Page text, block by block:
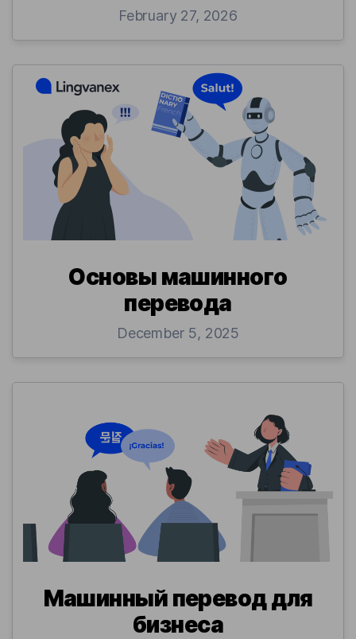
February 27, 2026
Основы машинного
перевода
December 5, 2025
Машинный перевод для
бизнеса